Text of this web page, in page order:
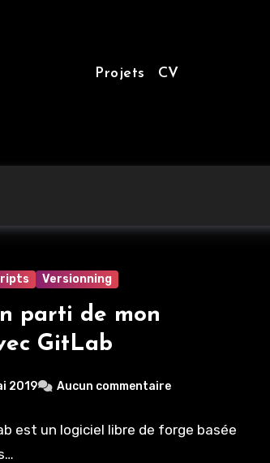
Projets CV
Versionning
parti de mon
GitLab
2019 Aucun commentaire
est un logiciel libre de forge basée